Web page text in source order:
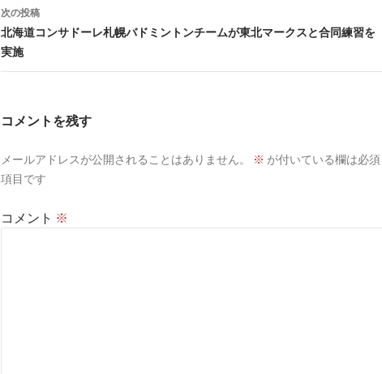
ビ
ゲ
ー
ョ
ン
次の投稿
北海道コンサドーレ札幌バドミントンチームが東北マークスと合同練習を
実施
コメントを残す
メールアドレスが公開されることはありません。 ※ が付いている欄は必須
項目です
コメント ※